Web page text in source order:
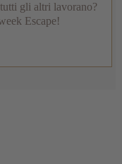
gli altri lavorano?
Escape!